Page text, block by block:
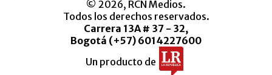
© 2026, RCN Medios.
Todos los derechos reservados.
Carrera 13A # 37 - 32,
Bogotá (+57) 6014227600
Un producto de